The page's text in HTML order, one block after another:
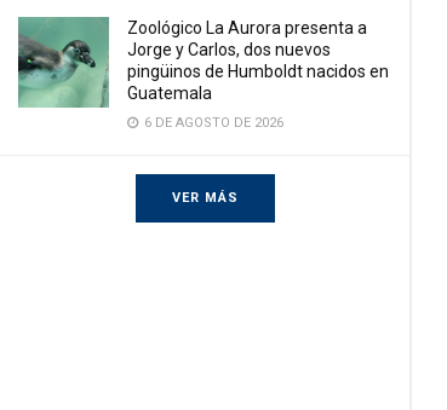
Zoológico La Aurora presenta a
Jorge y Carlos, dos nuevos
pingüinos de Humboldt nacidos en
Guatemala
6 DE AGOSTO DE 2026
VER MÁS